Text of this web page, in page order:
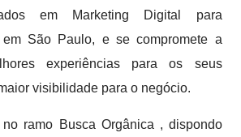
em Marketing Digital para
em São Paulo, e se compromete a
experiências para os seus
visibilidade para o negócio.
ramo Busca Orgânica , dispondo